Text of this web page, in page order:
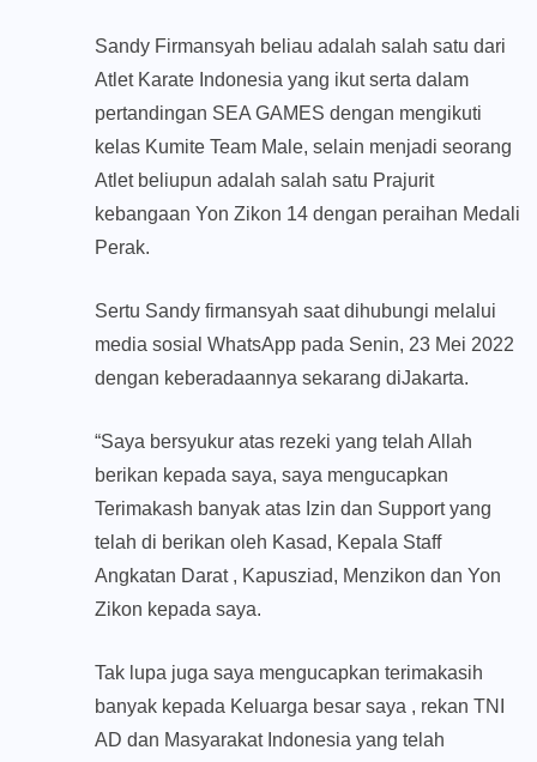
Sandy Firmansyah beliau adalah salah satu dari
Atlet Karate Indonesia yang ikut serta dalam
pertandingan SEA GAMES dengan mengikuti
kelas Kumite Team Male, selain menjadi seorang
Atlet beliupun adalah salah satu Prajurit
kebangaan Yon Zikon 14 dengan peraihan Medali
Perak.
Sertu Sandy firmansyah saat dihubungi melalui
media sosial WhatsApp pada Senin, 23 Mei 2022
dengan keberadaannya sekarang diJakarta.
“Saya bersyukur atas rezeki yang telah Allah
berikan kepada saya, saya mengucapkan
Terimakash banyak atas Izin dan Support yang
telah di berikan oleh Kasad, Kepala Staff
Angkatan Darat , Kapusziad, Menzikon dan Yon
Zikon kepada saya.
Tak lupa juga saya mengucapkan terimakasih
banyak kepada Keluarga besar saya , rekan TNI
AD dan Masyarakat Indonesia yang telah